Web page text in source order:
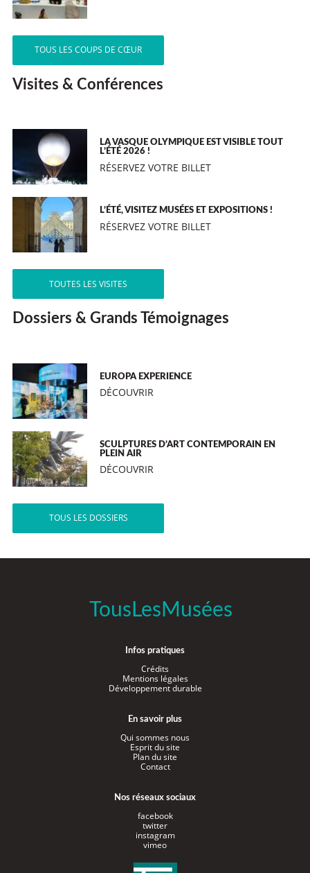
TOUS LES COUPS DE CŒUR
Visites & Conférences
LA VASQUE OLYMPIQUE EST VISIBLE TOUT
L’ÉTÉ 2026 !
RÉSERVEZ VOTRE BILLET
L’ÉTÉ, VISITEZ MUSÉES ET EXPOSITIONS !
RÉSERVEZ VOTRE BILLET
TOUTES LES VISITES
Dossiers & Grands Témoignages
EUROPA EXPERIENCE
DÉCOUVRIR
SCULPTURES D’ART CONTEMPORAIN EN
PLEIN AIR
DÉCOUVRIR
TOUS LES DOSSIERS
TousLesMusées
Infos pratiques
Crédits
Mentions légales
Développement durable
En savoir plus
Qui sommes nous
Esprit du site
Plan du site
Contact
Nos réseaux sociaux
facebook
twitter
instagram
vimeo